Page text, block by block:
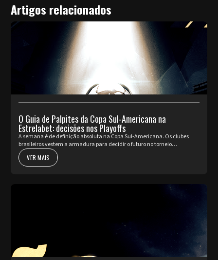
Artigos relacionados
O Guia de Palpites da Copa Sul-Americana na
Estrelabet: decisões nos Playoffs
A semana é de definição absoluta na Copa Sul-Americana. Os clubes
brasileiros vestem a armadura para decidir o futuro no torneio
internacional diante da sua torcida, valendo a cobiçada vaga nas oi...
VER MAIS